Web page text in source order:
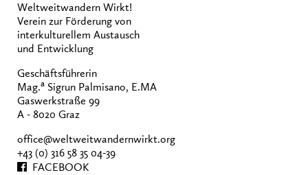
Weltweitwandern Wirkt!
Verein zur Förderung von
interkulturellem Austausch
und Entwicklung
Geschäftsführerin
Mag.a Sigrun Palmisano, E.MA
Gaswerkstraße 99
A - 8020 Graz
office@weltweitwandernwirkt.org
+43 (0) 316 58 35 04-39
FACEBOOK